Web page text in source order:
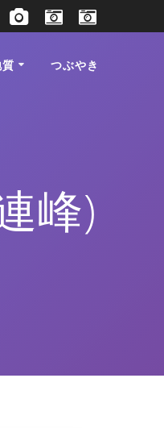
つぶやき
峰)